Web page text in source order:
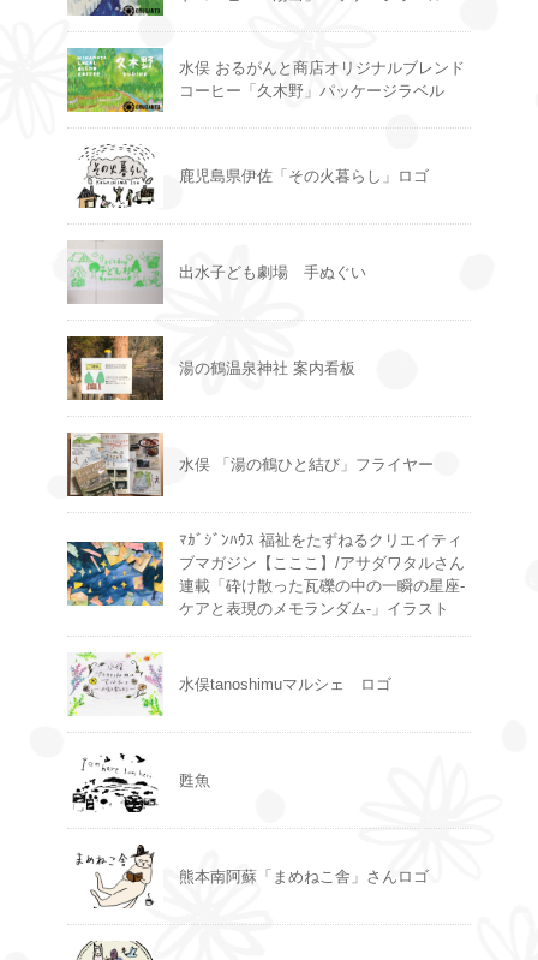
水俣 おるがんと商店オリジナルブレンド
コーヒー「久木野」パッケージラベル
鹿児島県伊佐「その火暮らし」ロゴ
出水子ども劇場 手ぬぐい
湯の鶴温泉神社 案内看板
水俣 「湯の鶴ひと結び」フライヤー
ﾏｶﾞｼﾞﾝﾊｳｽ 福祉をたずねるクリエイティ
ブマガジン【こここ】/アサダワタルさん
連載「砕け散った瓦礫の中の一瞬の星座-
ケアと表現のメモランダム-」イラスト
水俣tanoshimuマルシェ ロゴ
甦魚
熊本南阿蘇「まめねこ舎」さんロゴ